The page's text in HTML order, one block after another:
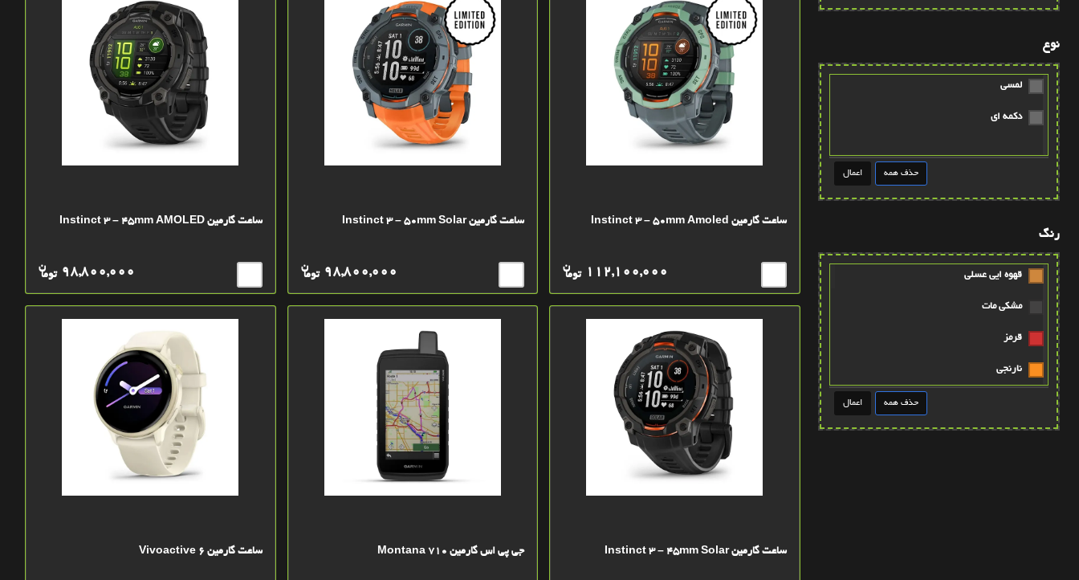
نوع
لمسی
دکمه ای
رنگ
قهوه ايي عسلي
مشکي مات
قرمز
نارنجي
قهوه ايي روشن
ساعت گارمین Instinct 3 – 50mm Amoled
توما
ن 112,100,000
ساعت گارمین Instinct 3 – 50mm Solar
توما
ن 98,800,000
ساعت گارمین Instinct 3 – 45mm AMOLED
توما
ن 98,800,000
ساعت گارمین Instinct 3 – 45mm Solar جی پی اس گارمین Montana 710 ساعت گارمین Vivoactive 6